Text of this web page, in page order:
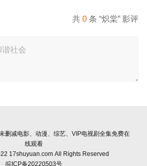
共0 条 “炽棠” 影评
删减电影、动漫、综艺、VIP电视剧全集免费在
线观看
17shuyuan.com All Rights Reserved
皖ICP备20220503号